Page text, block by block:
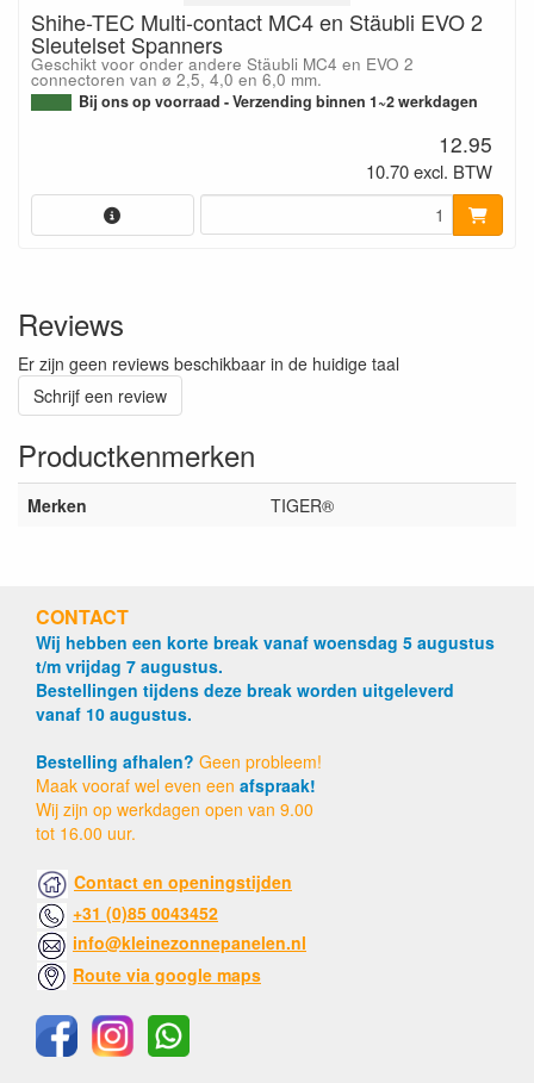
Shihe-TEC Multi-contact MC4 en Stäubli EVO 2
Sleutelset Spanners
Geschikt voor onder andere Stäubli MC4 en EVO 2
connectoren van ø 2,5, 4,0 en 6,0 mm.
Bij ons op voorraad - Verzending binnen 1~2 werkdagen
12.95
10.70 excl. BTW
Reviews
Er zijn geen reviews beschikbaar in de huidige taal
Schrijf een review
Productkenmerken
Merken TIGER®
CONTACT
Wij hebben een korte break vanaf woensdag 5 augustus
t/m vrijdag 7 augustus.
Bestellingen tijdens deze break worden uitgeleverd
vanaf 10 augustus.
Bestelling afhalen? Geen probleem!
Maak vooraf wel even een afspraak!
Wij zijn op werkdagen open van 9.00
tot 16.00 uur.
Contact en openingstijden
+31 (0)85 0043452
info@kleinezonnepanelen.nl
Route via google maps